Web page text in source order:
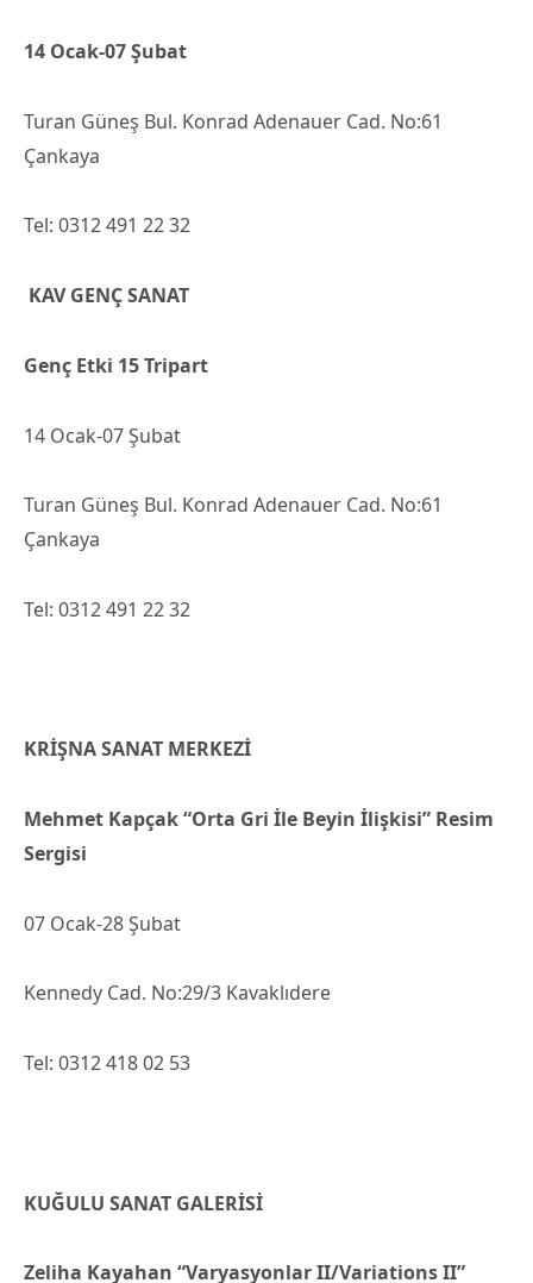
14 Ocak-07 Şubat
Turan Güneş Bul. Konrad Adenauer Cad. No:61
Çankaya
Tel: 0312 491 22 32
KAV GENÇ SANAT
Genç Etki 15 Tripart
14 Ocak-07 Şubat
Turan Güneş Bul. Konrad Adenauer Cad. No:61
Çankaya
Tel: 0312 491 22 32
KRİŞNA SANAT MERKEZİ
Mehmet Kapçak “Orta Gri İle Beyin İlişkisi” Resim
Sergisi
07 Ocak-28 Şubat
Kennedy Cad. No:29/3 Kavaklıdere
Tel: 0312 418 02 53
KUĞULU SANAT GALERİSİ
Zeliha Kayahan “Varyasyonlar II/Variations II”